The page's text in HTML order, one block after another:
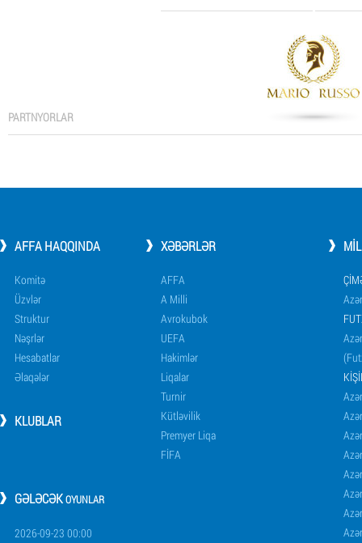
PARTNYORLAR
AFFA HAQQINDA
Komitə
Üzvlər
Struktur
Nəşrlər
Hesabatlar
Əlaqələr
KLUBLAR
XƏBƏRLƏR
AFFA
A Milli
Avrokubok
UEFA
Hakimlər
Liqalar
Turnir
Kütləvilik
Premyer Liqa
FİFA
GƏLƏCƏKOYUNLAR
2026-09-23 00:00